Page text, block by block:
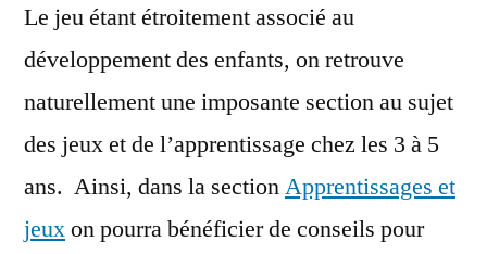
Le jeu étant étroitement associé au
développement des enfants, on retrouve
naturellement une imposante section au sujet
des jeux et de l’apprentissage chez les 3 à 5
ans. Ainsi, dans la sectionApprentissages et
jeuxon pourra bénéficier de conseils pour